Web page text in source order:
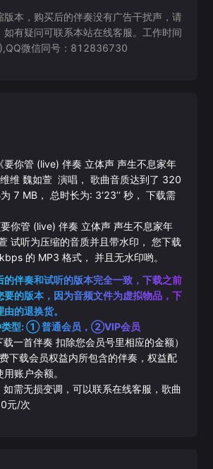
版本，购买后的伴奏没有广告干扰声，请
如有疑问可联系本站在线客服。工作时间
微信同号：812836730
要你管 (live) 伴奏 立体声 声生不息家年
维 魏如萱 演唱， 歌曲音质达到了 320
7 MB， 总时长为: 3‘23’‘秒， 下载需
你管 (live) 伴奏 立体声 声生不息家年
试听为压缩的音质并且带水印， 您下载
kbps 的 MP3 格式， 并且无水印哟。
的伴奏和试听的版本完全一致，下载之前
要的版本，因为音频文件为虚拟物品，下
的退换货。
类型: ① 普通会员，②VIP会员
一首伴奏 扣除您会员号里相应的金额）
下载会员权益内所包含的伴奏，权益配
账户余额。
需无损变调，可以联系在线客服，歌曲
元/次